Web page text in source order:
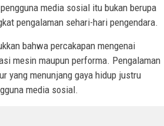
media sosial itu bukan berupa
pengalaman sehari-hari pengendara.
bahwa percakapan mengenai
mesin maupun performa. Pengalaman
yang menunjang gaya hidup justru
media sosial.